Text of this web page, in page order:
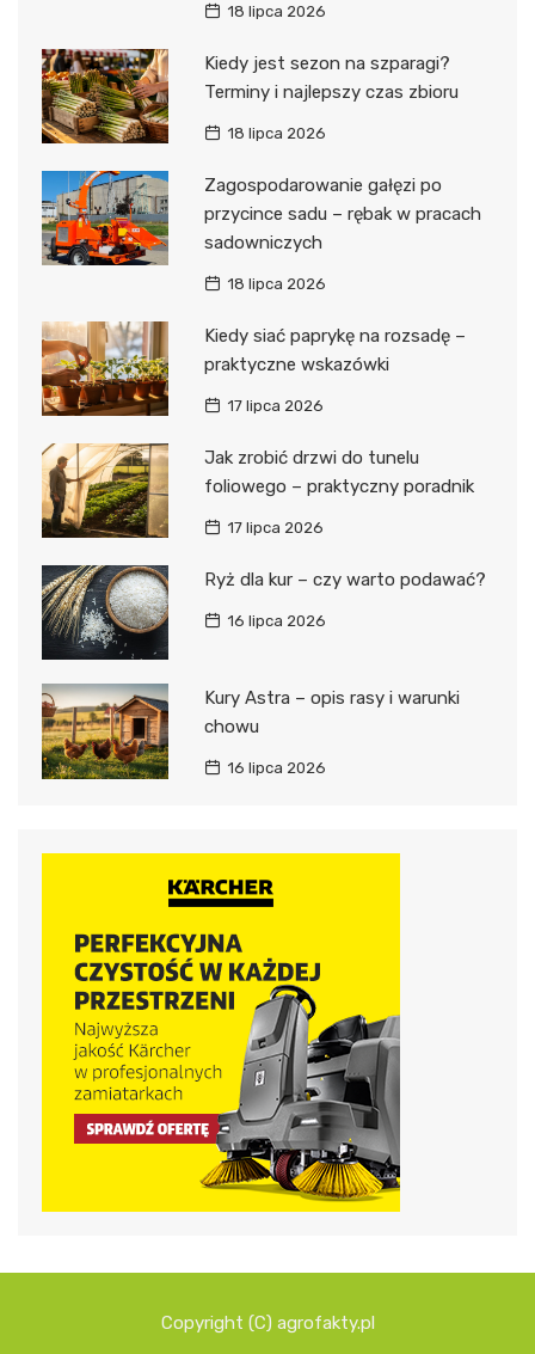
18 lipca 2026
Kiedy jest sezon na szparagi?
Terminy i najlepszy czas zbioru
18 lipca 2026
Zagospodarowanie gałęzi po
przycince sadu – rębak w pracach
sadowniczych
18 lipca 2026
Kiedy siać paprykę na rozsadę –
praktyczne wskazówki
17 lipca 2026
Jak zrobić drzwi do tunelu
foliowego – praktyczny poradnik
17 lipca 2026
Ryż dla kur – czy warto podawać?
16 lipca 2026
Kury Astra – opis rasy i warunki
chowu
16 lipca 2026
Copyright (C) agrofakty.pl